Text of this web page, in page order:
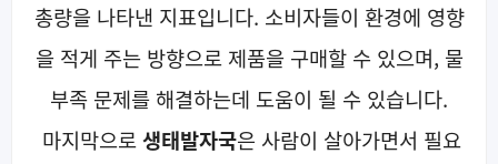
총량을 나타낸 지표입니다. 소비자들이 환경에 영향
을 적게 주는 방향으로 제품을 구매할 수 있으며, 물
부족 문제를 해결하는데 도움이 될 수 있습니다.
마지막으로생태발자국은 사람이 살아가면서 필요